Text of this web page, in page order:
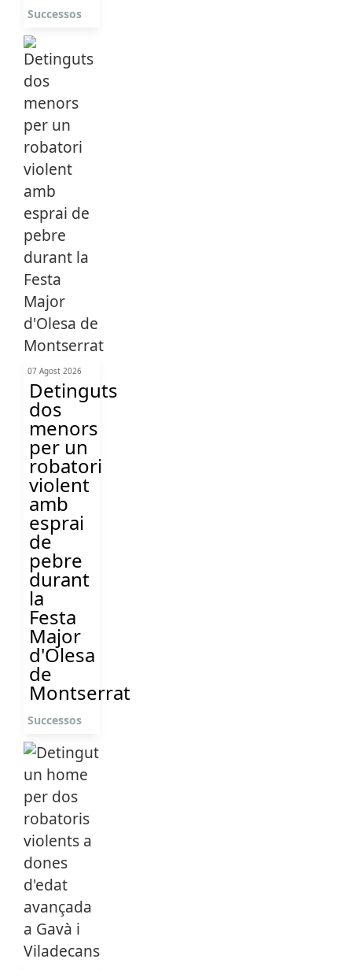
Successos
07 Agost 2026
Detinguts
dos
menors
per un
robatori
violent
amb
esprai
de
pebre
durant
la
Festa
Major
d'Olesa
de
Montserrat
Successos